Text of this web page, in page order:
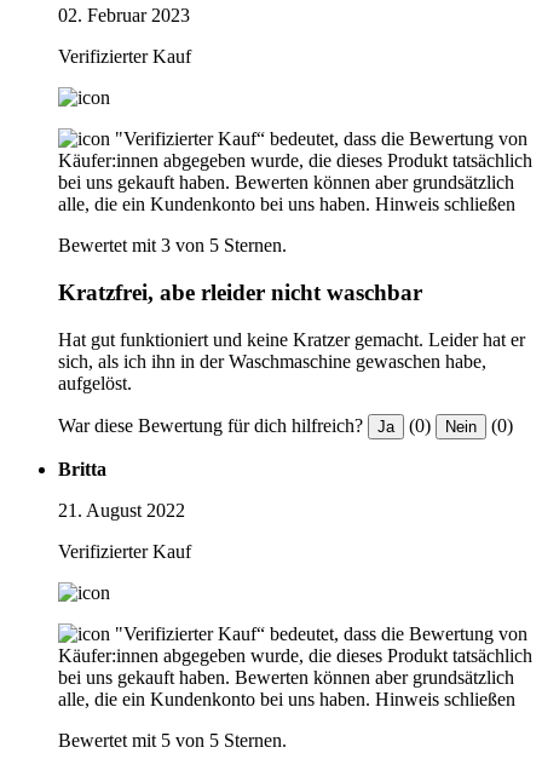
02. Februar 2023
Verifizierter Kauf
"Verifizierter Kauf“ bedeutet, dass die Bewertung von
Käufer:innen abgegeben wurde, die dieses Produkt tatsächlich
bei uns gekauft haben. Bewerten können aber grundsätzlich
alle, die ein Kundenkonto bei uns haben. Hinweis schließen
Bewertet mit 3 von 5 Sternen.
Kratzfrei, abe rleider nicht waschbar
Hat gut funktioniert und keine Kratzer gemacht. Leider hat er
sich, als ich ihn in der Waschmaschine gewaschen habe,
aufgelöst.
War diese Bewertung für dich hilfreich? Ja (0) Nein (0)
Britta
21. August 2022
Verifizierter Kauf
"Verifizierter Kauf“ bedeutet, dass die Bewertung von
Käufer:innen abgegeben wurde, die dieses Produkt tatsächlich
bei uns gekauft haben. Bewerten können aber grundsätzlich
alle, die ein Kundenkonto bei uns haben. Hinweis schließen
Bewertet mit 5 von 5 Sternen.